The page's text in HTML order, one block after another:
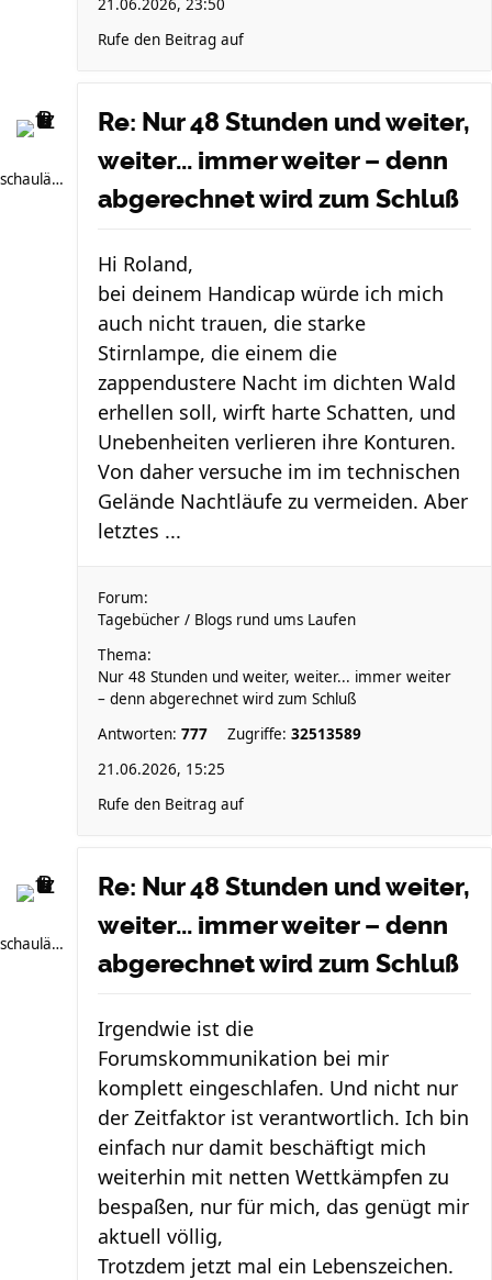
21.06.2026, 23:50
Rufe den Beitrag auf
schauläufer
Re: Nur 48 Stunden und weiter,
weiter... immer weiter – denn
abgerechnet wird zum Schluß
Hi Roland,
bei deinem Handicap würde ich mich
auch nicht trauen, die starke
Stirnlampe, die einem die
zappendustere Nacht im dichten Wald
erhellen soll, wirft harte Schatten, und
Unebenheiten verlieren ihre Konturen.
Von daher versuche im im technischen
Gelände Nachtläufe zu vermeiden. Aber
letztes ...
Forum:
Tagebücher / Blogs rund ums Laufen
Thema:
Nur 48 Stunden und weiter, weiter... immer weiter
– denn abgerechnet wird zum Schluß
Antworten: 777 Zugriffe: 32513589
21.06.2026, 15:25
Rufe den Beitrag auf
schauläufer
Re: Nur 48 Stunden und weiter,
weiter... immer weiter – denn
abgerechnet wird zum Schluß
Irgendwie ist die
Forumskommunikation bei mir
komplett eingeschlafen. Und nicht nur
der Zeitfaktor ist verantwortlich. Ich bin
einfach nur damit beschäftigt mich
weiterhin mit netten Wettkämpfen zu
bespaßen, nur für mich, das genügt mir
aktuell völlig,
Trotzdem jetzt mal ein Lebenszeichen.